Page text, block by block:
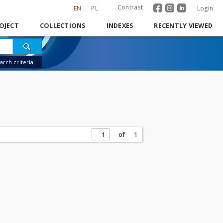
EN PL Contrast Login
COLLECTIONS INDEXES RECENTLY VIEWED
criteria
of 1